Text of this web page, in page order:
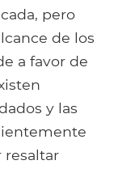
pero
de los
a favor de
y las
resaltar